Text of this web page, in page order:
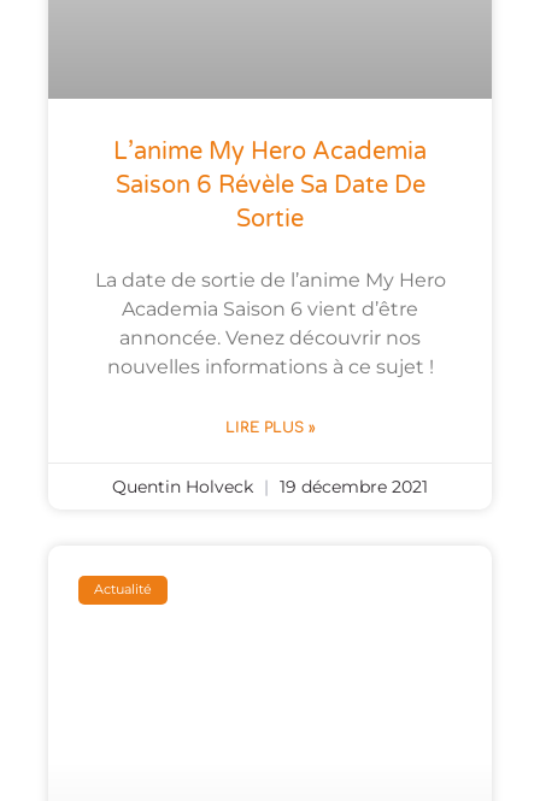
L’anime My Hero Academia
Saison 6 Révèle Sa Date De
Sortie
La date de sortie de l’anime My Hero
Academia Saison 6 vient d’être
annoncée. Venez découvrir nos
nouvelles informations à ce sujet !
LIRE PLUS »
Quentin Holveck 19 décembre 2021
Actualité